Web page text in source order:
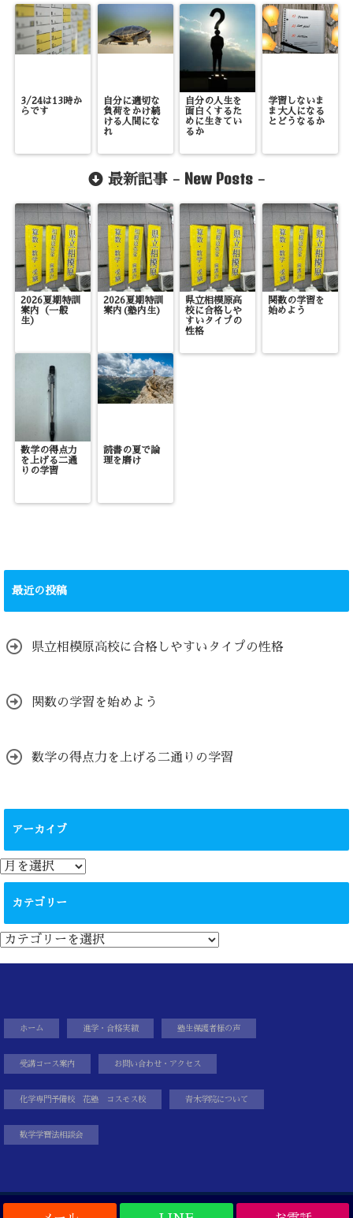
3/24は13時か
らです
自分に適切な
負荷をかけ続
ける人間にな
れ
自分の人生を
面白くするた
めに生きてい
るか
学習しないま
ま大人になる
とどうなるか
最新記事 - New Posts -
2026夏期特訓
案内（一般
生）
2026夏期特訓
案内(塾内生)
県立相模原高
校に合格しや
すいタイプの
性格
関数の学習を
始めよう
数学の得点力
を上げる二通
りの学習
読書の夏で論
理を磨け
最近の投稿
県立相模原高校に合格しやすいタイプの性格
関数の学習を始めよう
数学の得点力を上げる二通りの学習
アーカイブ
ア
ー
カテゴリー
カ
テ
ゴ
ホーム 進学・合格実績 塾生保護者様の声
受講コース案内 お問い合わせ・アクセス
化学専門予備校 花塾 コスモス校 青木学院について
数学学習法相談会
Copyright©相模原市数学塾｜大学受験｜県立高校受験｜青木学院, 2018 All